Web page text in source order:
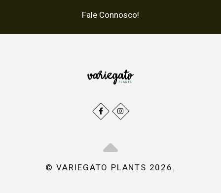
Fale Connosco!
© VARIEGATO PLANTS 2026.